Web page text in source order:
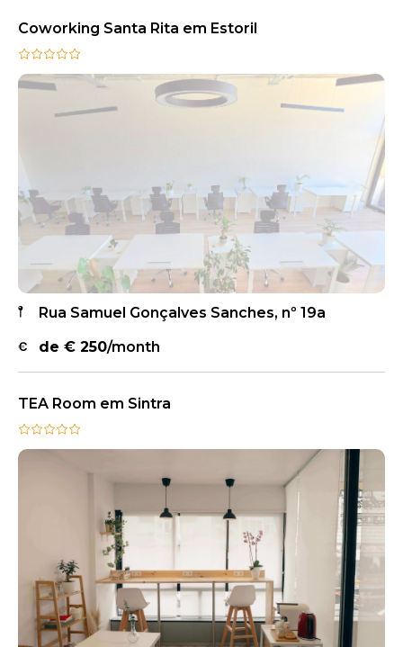
Coworking Santa Rita em Estoril
Rua Samuel Gonçalves Sanches, nº 19a
de € 250/month
TEA Room em Sintra